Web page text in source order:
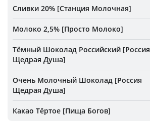
Сливки 20% [Станция Молочная]
Молоко 2,5% [Просто Молоко]
Тёмный Шоколад Российский [Россия
Щедрая Душа]
Очень Молочный Шоколад [Россия
Щедрая Душа]
Какао Тёртое [Пища Богов]